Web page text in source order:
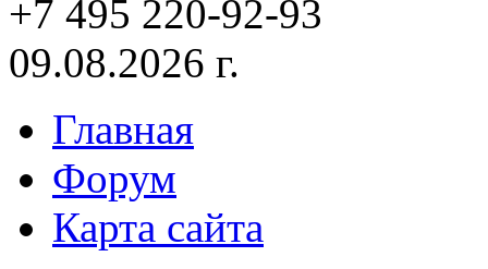
+7 495 220-92-93
09.08.2026 г.
Главная
Форум
Карта сайта